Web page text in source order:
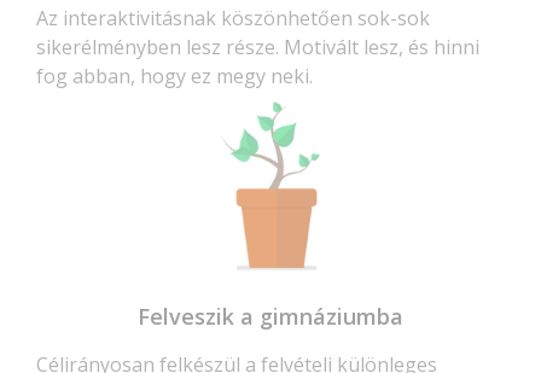
Az interaktivitásnak köszönhetően sok-sok
sikerélményben lesz része. Motivált lesz, és hinni
fog abban, hogy ez megy neki.
Felveszik a gimnáziumba
Célirányosan felkészül a felvételi különleges